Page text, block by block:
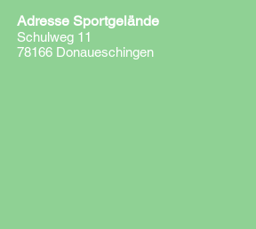
Adresse Sportgelände
Schulweg 11
78166 Donaueschingen